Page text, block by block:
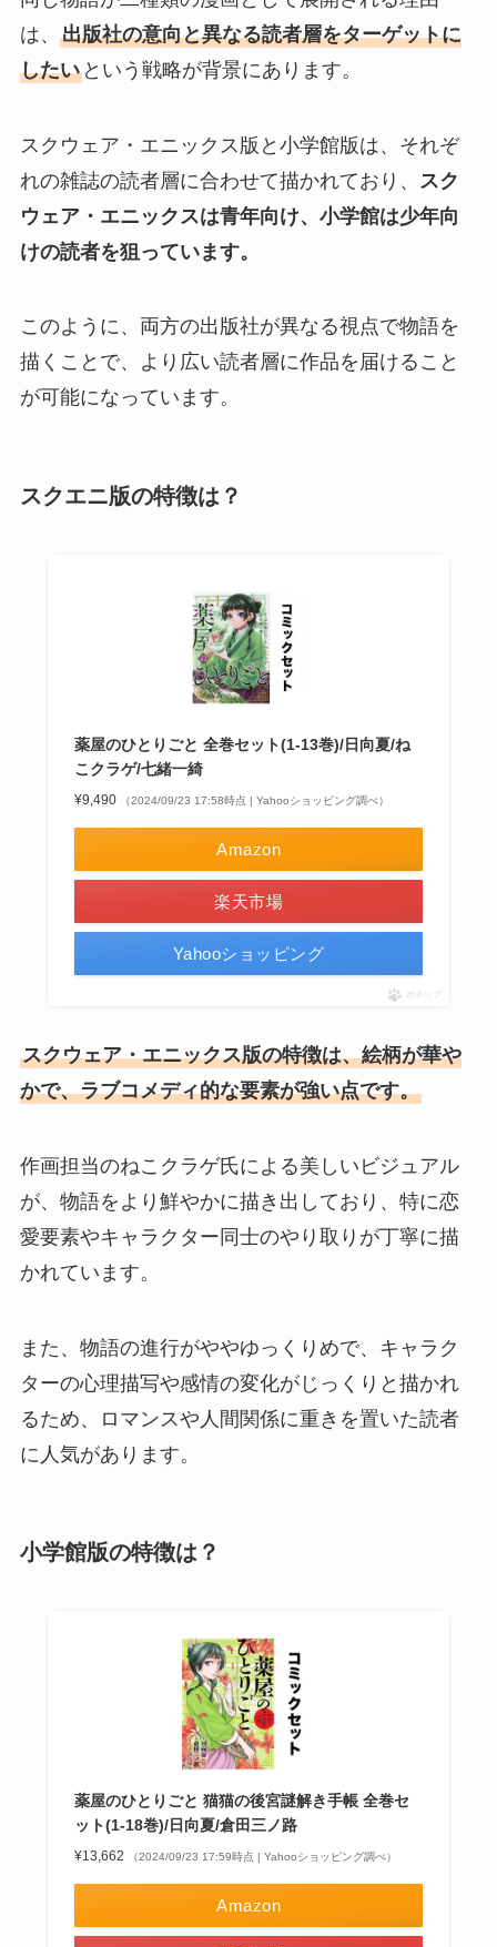
は、 出版社の意向と異なる読者層をターゲットに
したいという戦略が背景にあります。
スクウェア・エニックス版と小学館版は、それぞ
れの雑誌の読者層に合わせて描かれており、
スク
ウェア・エニックスは青年向け、小学館は少年向
けの読者を狙っています。
このように、両方の出版社が異なる視点で物語を
描くことで、より広い読者層に作品を届けること
が可能になっています。
スクエニ版の特徴は？
薬屋のひとりごと 全巻セット(1-13巻)/日向夏/ね
こクラゲ/七緒一綺
¥9,490 （2024/09/23 17:58時点 | Yahooショッピング調べ）
Amazon
楽天市場
Yahooショッピング
ポチップ
スクウェア・エニックス版の特徴は、絵柄が華や
かで、ラブコメディ的な要素が強い点です。
作画担当のねこクラゲ氏による美しいビジュアル
が、物語をより鮮やかに描き出しており、特に恋
愛要素やキャラクター同士のやり取りが丁寧に描
かれています。
また、物語の進行がややゆっくりめで、キャラク
ターの心理描写や感情の変化がじっくりと描かれ
るため、ロマンスや人間関係に重きを置いた読者
に人気があります。
小学館版の特徴は？
薬屋のひとりごと 猫猫の後宮謎解き手帳 全巻セ
ット(1-18巻)/日向夏/倉田三ノ路
¥13,662 （2024/09/23 17:59時点 | Yahooショッピング調べ）
Amazon